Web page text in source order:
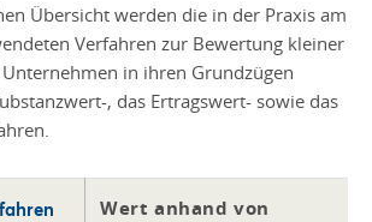
Übersicht werden die in der Praxis am
Verfahren zur Bewertung kleiner
in ihren Grundzügen
, das Ertragswert- sowie das
Wert anhand von